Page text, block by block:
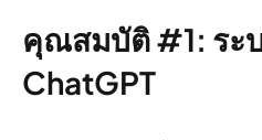
คุณสมบัติ #1: ระ
ChatGPT